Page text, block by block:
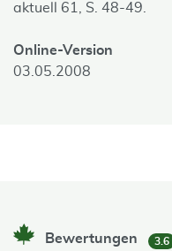
aktuell 61, S. 48-49.
Online-Version
03.05.2008
Bewertungen 3.6